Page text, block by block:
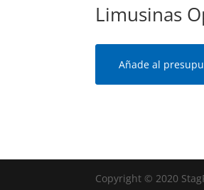
Limusinas
Añade al
Copyright © 2020